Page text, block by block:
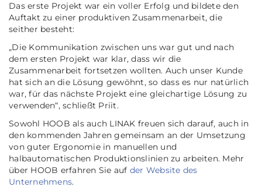
Das erste Projekt war ein voller Erfolg und bildete den
Auftakt zu einer produktiven Zusammenarbeit, die
seither besteht:
„Die Kommunikation zwischen uns war gut und nach
dem ersten Projekt war klar, dass wir die
Zusammenarbeit fortsetzen wollten. Auch unser Kunde
hat sich an die Lösung gewöhnt, so dass es nur natürlich
war, für das nächste Projekt eine gleichartige Lösung zu
verwenden“, schließt Priit.
Sowohl HOOB als auch LINAK freuen sich darauf, auch in
den kommenden Jahren gemeinsam an der Umsetzung
von guter Ergonomie in manuellen und
halbautomatischen Produktionslinien zu arbeiten. Mehr
über HOOB erfahren Sie auf der Website des
Unternehmens.